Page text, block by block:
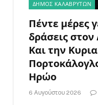
ΔΗΜΟΣ ΚΑΛΑΒΡΥΤΩΝ
Πέντε μέρες
δράσεις
Και την
Ηρώο
6 Αυγούστου 2026